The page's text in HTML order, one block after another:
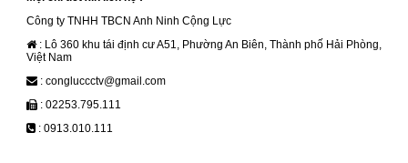
Công ty TNHH TBCN Anh Ninh Cộng Lực
: Lô 360 khu tái định cư A51, Phường An Biên, Thành phố Hải Phòng,
Việt Nam
: congluccctv@gmail.com
: 02253.795.111
: 0913.010.111